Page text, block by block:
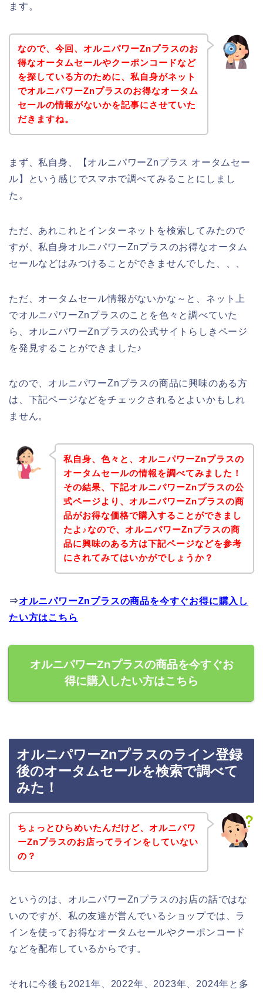
ます。
なので、今回、オルニパワーZnプラスのお
得なオータムセールやクーポンコードなど
を探している方のために、私自身がネット
でオルニパワーZnプラスのお得なオータム
セールの情報がないかを記事にさせていた
だきますね。
まず、私自身、【オルニパワーZnプラス オータムセー
ル】という感じでスマホで調べてみることにしまし
た。
ただ、あれこれとインターネットを検索してみたので
すが、私自身オルニパワーZnプラスのお得なオータム
セールなどはみつけることができませんでした、、、
ただ、オータムセール情報がないかな～と、ネット上
でオルニパワーZnプラスのことを色々と調べていた
ら、オルニパワーZnプラスの公式サイトらしきページ
を発見することができました♪
なので、オルニパワーZnプラスの商品に興味のある方
は、下記ページなどをチェックされるとよいかもしれ
ません。
私自身、色々と、オルニパワーZnプラスの
オータムセールの情報を調べてみました！
その結果、下記オルニパワーZnプラスの公
式ページより、オルニパワーZnプラスの商
品がお得な価格で購入することができまし
たよ♪なので、オルニパワーZnプラスの商
品に興味のある方は下記ページなどを参考
にされてみてはいかがでしょうか？
⇒オルニパワーZnプラスの商品を今すぐお得に購入し
たい方はこちら
オルニパワーZnプラスの商品を今すぐお
得に購入したい方はこちら
オルニパワーZnプラスのライン登録
後のオータムセールを検索で調べて
みた！
ちょっとひらめいたんだけど、オルニパワ
ーZnプラスのお店ってラインをしていない
の？
というのは、オルニパワーZnプラスのお店の話ではな
いのですが、私の友達が営んでいるショップでは、ラ
インを使ってお得なオータムセールやクーポンコード
などを配布しているからです。
それに今後も2021年、2022年、2023年、2024年と多